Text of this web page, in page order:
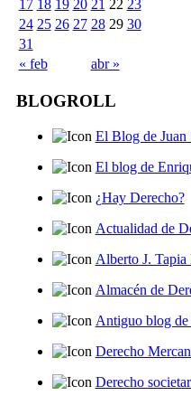
« feb abr »
17 18 19 20 21 22 23
24 25 26 27 28 29 30
31
BLOGROLL
El Blog de Juan
El blog de
¿Hay Derecho?
Actualidad de
Alberto J. Tapia
Almacén de
Antiguo blog
Derecho
Derecho